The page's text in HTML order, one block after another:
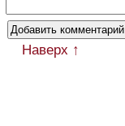
Наверх ↑